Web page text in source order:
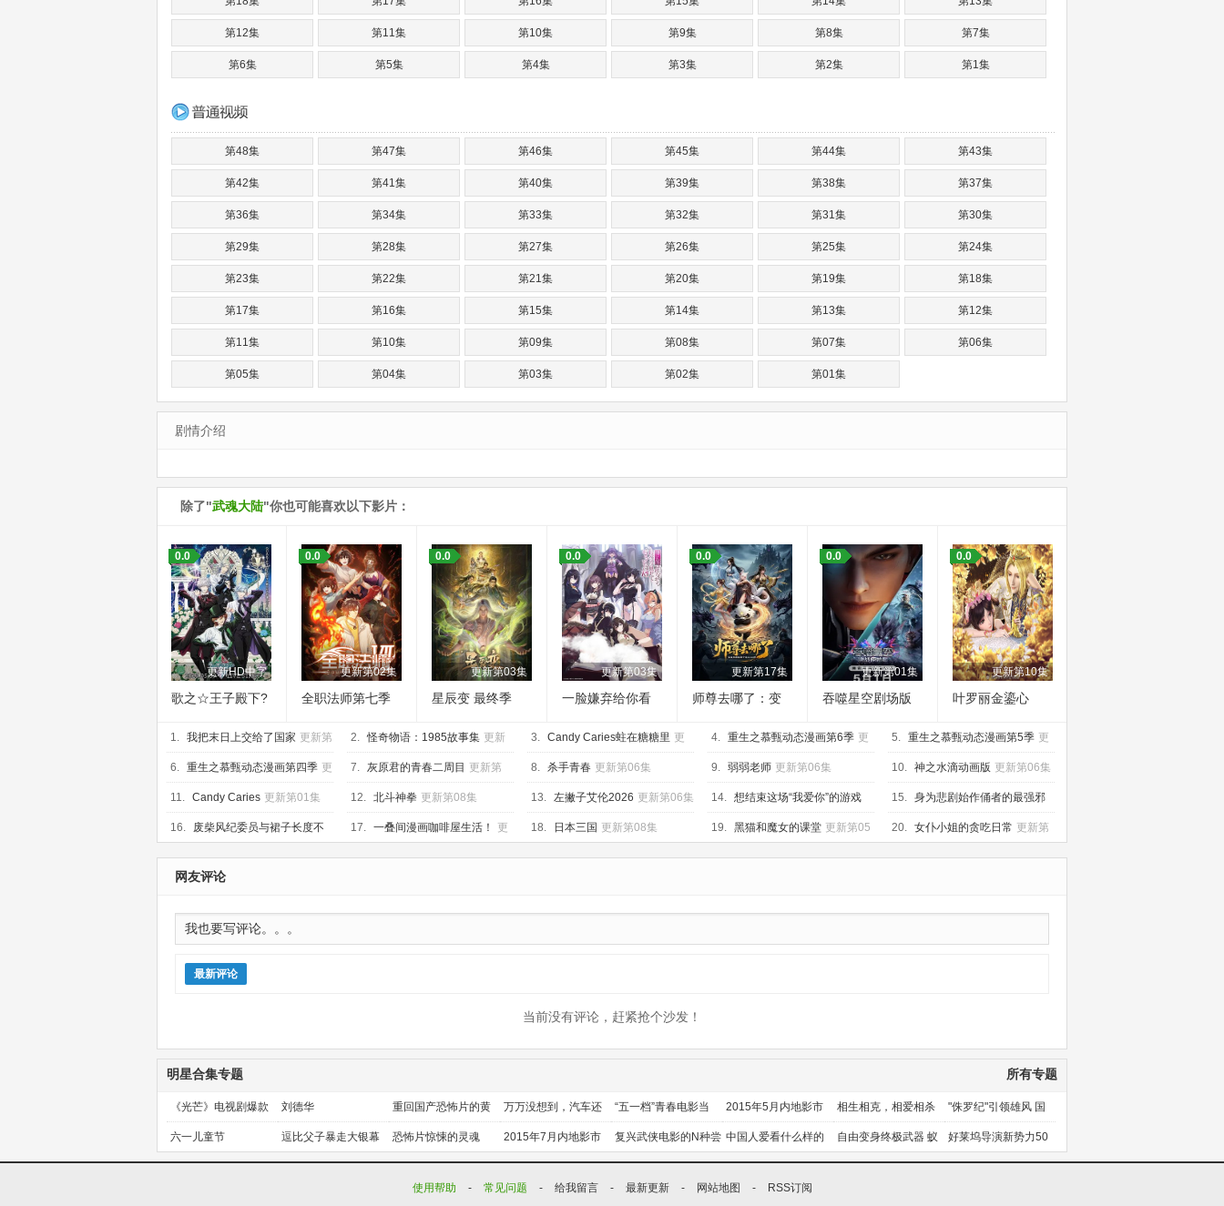
第12集 第11集 第10集 第9集 第8集 第7集
第6集 第5集 第4集 第3集 第2集 第1集
第48集 第47集 第46集 第45集 第44集 第43集
第42集 第41集 第40集 第39集 第38集 第37集
第36集 第34集 第33集 第32集 第31集 第30集
第29集 第28集 第27集 第26集 第25集 第24集
第23集 第22集 第21集 第20集 第19集 第18集
第17集 第16集 第15集 第14集 第13集 第12集
第11集 第10集 第09集 第08集 第07集 第06集
第05集 第04集 第03集 第02集 第01集
剧情介绍
除了"武魂大陆"你也可能喜欢以下影片：
更新HD中字
0.0
歌之☆王子殿下?
XXXX剧场版
更新第02集
0.0
全职法师第七季
更新第03集
0.0
星辰变 最终季
更新第03集
0.0
一脸嫌弃给你看
更新第17集
0.0
师尊去哪了：变
儿rua秃
更新第01集
0.0
吞噬星空剧场版
更新第10集
0.0
叶罗丽金鎏心
1. 我把末日上交给了国家 更新第
17集
2. 怪奇物语：1985故事集 更新
第10集
3. Candy Caries蛀在糖糖里 更
新第05集
4. 重生之慕甄动态漫画第6季 更
新第40集
5. 重生之慕甄动态漫画第5季 更
新第20集
6. 重生之慕甄动态漫画第四季 更
新第20集
7. 灰原君的青春二周目 更新第
07集
8. 杀手青春 更新第06集 9. 弱弱老师 更新第06集 10. 神之水滴动画版 更新第06集
11. Candy Caries 更新第01集 12. 北斗神拳 更新第08集 13. 左撇子艾伦2026 更新第06集 14. 想结束这场“我爱你”的游戏
更新第05集
15. 身为悲剧始作俑者的最强邪
恶BOSS女王为民竭心尽力。第 更
新第06集
16. 废柴风纪委员与裙子长度不
合规的JK的故事 更新第06集
17. 一叠间漫画咖啡屋生活！ 更
新第06集
18. 日本三国 更新第08集 19. 黑猫和魔女的课堂 更新第05
集
20. 女仆小姐的贪吃日常 更新第
08集
网友评论
最新评论
当前没有评论，赶紧抢个沙发！
所有专题
明星合集专题
《光芒》电视剧爆款
预定！
刘德华 重回国产恐怖片的黄
金时代
万万没想到，汽车还
能干这个？
“五一档”青春电影当
道
2015年5月内地影市
前瞻
相生相克，相爱相杀 "侏罗纪"引领雄风 国
产片下旬逆袭
六一儿童节 逗比父子暴走大银幕 恐怖片惊悚的灵魂 2015年7月内地影市
前瞻
复兴武侠电影的N种尝
试
中国人爱看什么样的
喜剧？
自由变身终极武器 蚁
人能力使用者大盘点
好莱坞导演新势力50
人上篇
使用帮助
- 常见问题 - 给我留言 - 最新更新 - 网站地图 - RSS订阅